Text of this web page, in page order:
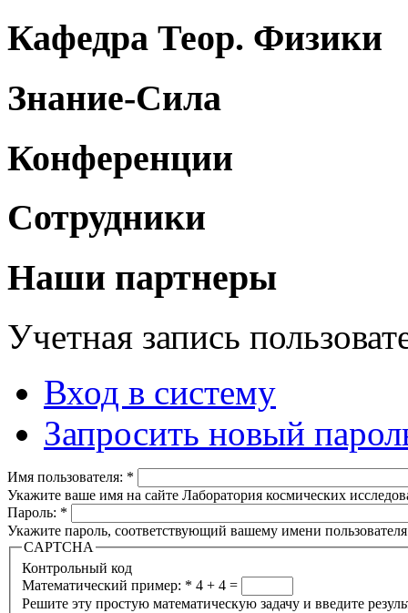
Кафедра Теор. Физики
Знание-Сила
Конференции
Сотрудники
Наши партнеры
Учетная запись
Вход в систему
Запросить новый
Имя пользователя: *
Укажите ваше имя на сайте Лаборатория космических
Пароль: *
Укажите пароль, соответствующий вашему имени
CAPTCHA
Контрольный код
Математический пример: * 4 + 4 =
Решите эту простую математическую задачу и введите